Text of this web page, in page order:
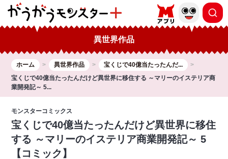
異世界作品
ホーム 異世界作品
宝くじで40億当たったんだ...
宝くじで40億当たったんだけど異世界に移住する ～マリーのイステリア商
業開発記～ 5...
モンスターコミックス
宝くじで40億当たったんだけど異世界に移住
する ～マリーのイステリア商業開発記～ 5
【コミック】